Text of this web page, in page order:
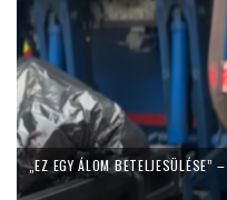
„EZ EGY ÁLOM BETELJESÜLÉSE”